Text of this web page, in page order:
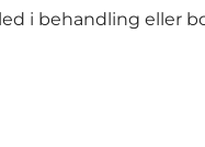
i behandling eller